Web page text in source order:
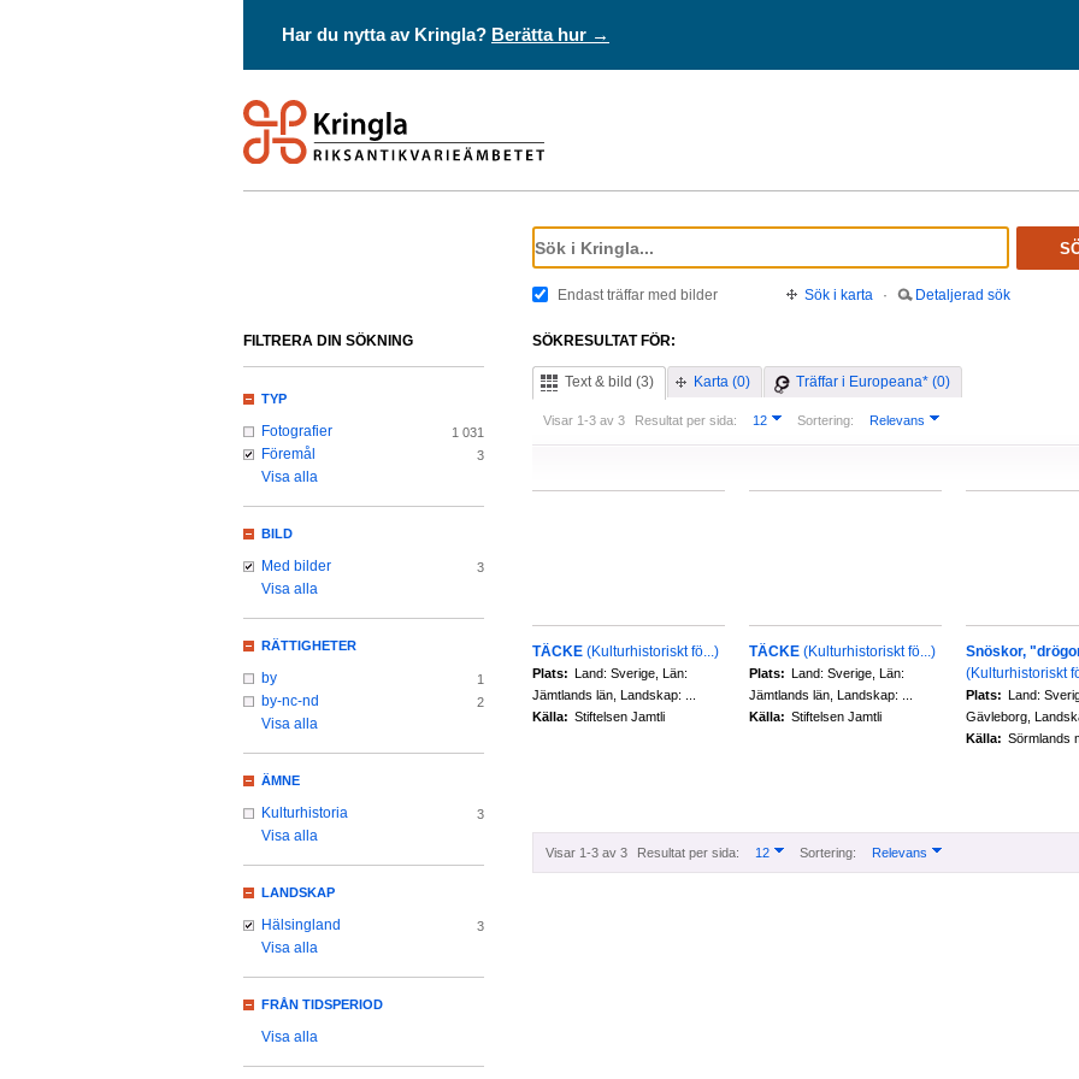
Har du nytta av Kringla? Berätta hur →
Endast träffar med bilder Sök i karta · Detaljerad sök
SÖKRESULTAT FÖR:
Text & bild (3) Karta (0) Träffar i Europeana* (0)
Visar 1-3 av 3 Resultat per sida: 12 Sortering: Relevans
TÄCKE (Kulturhistoriskt fö...)
Plats: Land: Sverige, Län:
Jämtlands län, Landskap: ...
Källa: Stiftelsen Jamtli
TÄCKE (Kulturhistoriskt fö...)
Plats: Land: Sverige, Län:
Jämtlands län, Landskap: ...
Källa: Stiftelsen Jamtli
Snöskor,
(Kulturhistoriskt
Plats: Land:
Gävleborg,
Källa: Sörmlands
Visar 1-3 av 3 Resultat per sida: 12 Sortering: Relevans
FILTRERA DIN SÖKNING
TYP
Fotografier 1 031
Föremål 3
Visa alla
BILD
Med bilder 3
Visa alla
RÄTTIGHETER
by 1
by-nc-nd 2
Visa alla
ÄMNE
Kulturhistoria 3
Visa alla
LANDSKAP
Hälsingland 3
Visa alla
FRÅN TIDSPERIOD
Visa alla